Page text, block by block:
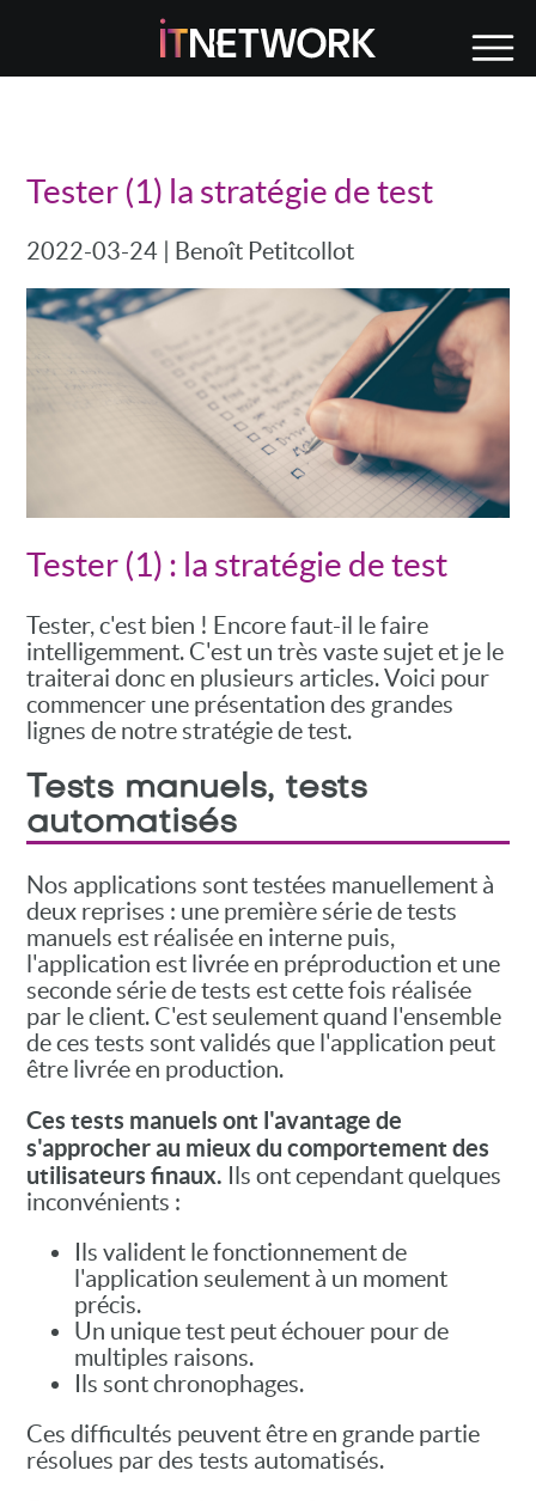
Tester (1) la stratégie de test
2022-03-24 Benoît Petitcollot
Tester (1) : la stratégie de test
Tester, c'est bien ! Encore faut-il le faire
intelligemment. C'est un très vaste sujet et je le
traiterai donc en plusieurs articles. Voici pour
commencer une présentation des grandes
lignes de notre stratégie de test.
Tests manuels, tests
automatisés
Nos applications sont testées manuellement à
deux reprises : une première série de tests
manuels est réalisée en interne puis,
l'application est livrée en préproduction et une
seconde série de tests est cette fois réalisée
par le client. C'est seulement quand l'ensemble
de ces tests sont validés que l'application peut
être livrée en production.
Ces tests manuels ont l'avantage de
s'approcher au mieux du comportement des
utilisateurs finaux. Ils ont cependant quelques
inconvénients :
Ils valident le fonctionnement de
l'application seulement à un moment
précis.
Un unique test peut échouer pour de
multiples raisons.
Ils sont chronophages.
Ces difficultés peuvent être en grande partie
résolues par des tests automatisés.